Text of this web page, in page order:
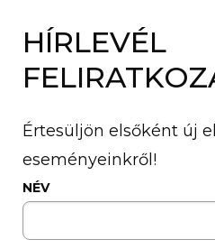
HÍRLEVÉL
Értesüljön elsőként új
eseményeinkről!
NÉV